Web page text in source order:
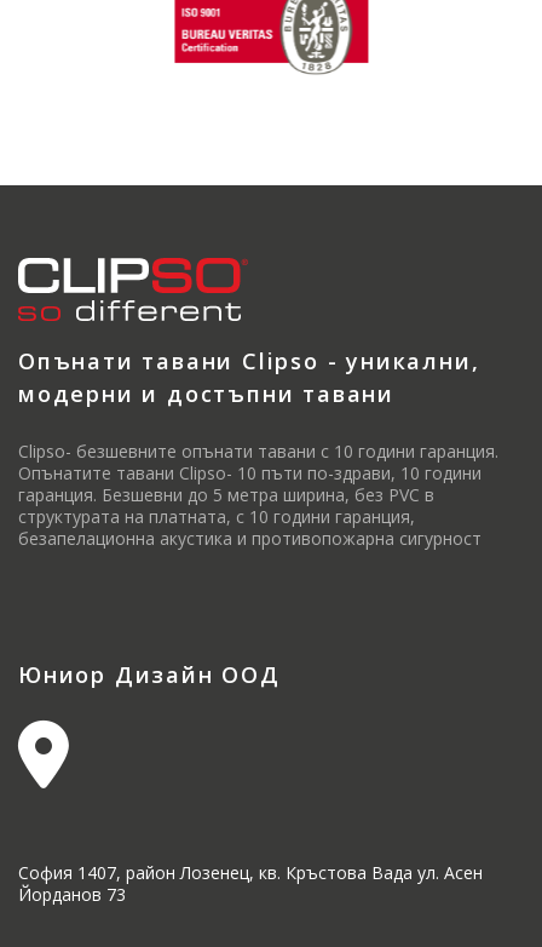
Опънати тавани Clipso - уникални,
модерни и достъпни тавани
Clipso- безшевните опънати тавани с 10 години гаранция.
Опънатите тавани Clipso- 10 пъти по-здрави, 10 години
гаранция. Безшевни до 5 метра ширина, без PVC в
структурата на платната, с 10 години гаранция,
безапелационна акустика и противопожарна сигурност
Юниор Дизайн ООД
София 1407, район Лозенец, кв. Кръстова Вада ул. Асен
Йорданов 73